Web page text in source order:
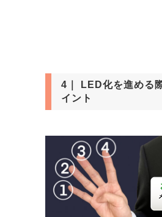
4｜ LED化を進める
イント